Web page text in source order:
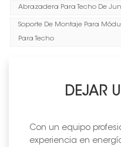
Abrazadera Para Techo De
Soporte De Montaje Para
Para Techo
DEJAR
Con un equipo
experiencia en energía